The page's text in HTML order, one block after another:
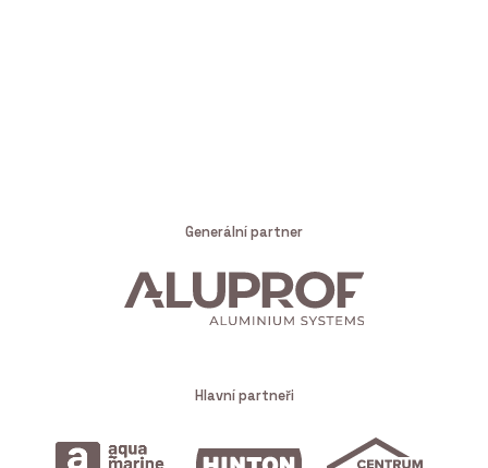
Generální partner
Hlavní partneři